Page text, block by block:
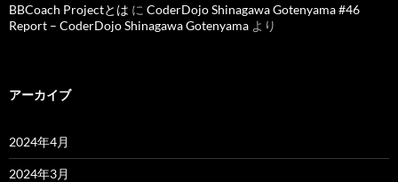
BBCoach Projectとは に CoderDojo Shinagawa Gotenyama #46
Report – CoderDojo Shinagawa Gotenyama より
アーカイブ
2024年4月
2024年3月